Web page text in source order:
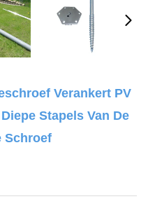
Verankert PV
Stapels Van De
Schroef